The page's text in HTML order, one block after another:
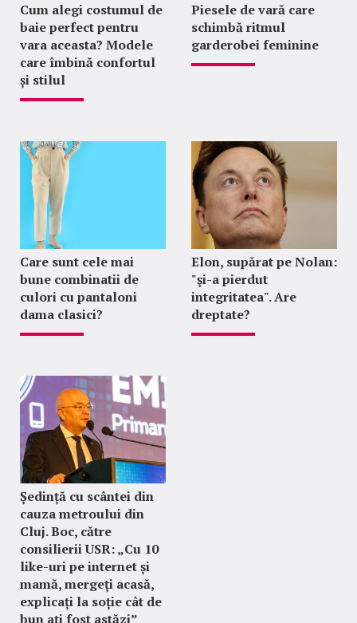
Cum alegi costumul de
baie perfect pentru
vara aceasta? Modele
care îmbină confortul
și stilul
Piesele de vară care
schimbă ritmul
garderobei feminine
Care sunt cele mai
bune combinatii de
culori cu pantaloni
dama clasici?
Elon, supărat pe Nolan:
"şi-a pierdut
integritatea". Are
dreptate?
Ședință cu scântei din
cauza metroului din
Cluj. Boc, către
consilierii USR: „Cu 10
like-uri pe internet și
mamă, mergeți acasă,
explicați la soție cât de
bun ați fost astăzi”